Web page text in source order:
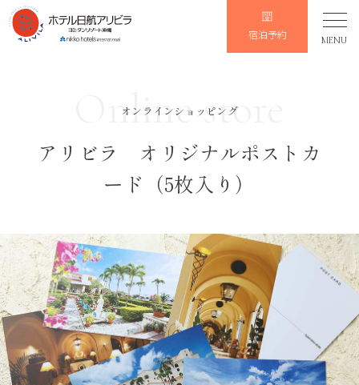
宿泊予約 MENU
Online store
オンラインショッピング
アリビラ オリジナルポストカ
ード（5枚入り）